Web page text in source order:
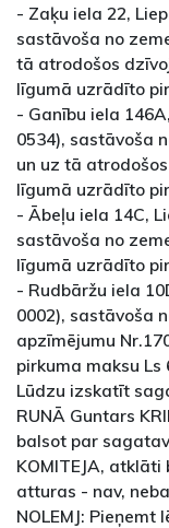
- Zaķu iela 22,
sastāvoša no
tā atrodošos
līgumā uzrādīto
- Ganību iela
0534), sastāvoša
un uz tā
līgumā uzrādīto
- Ābeļu iela 14C,
sastāvoša no
līgumā uzrādīto
- Rudbāržu iela
0002), sastāvoša
apzīmējumu
pirkuma maksu Ls
Lūdzu izskatīt
RUNĀ Guntars
balsot par
KOMITEJA,
atturas - nav,
NOLEMJ: Pieņemt